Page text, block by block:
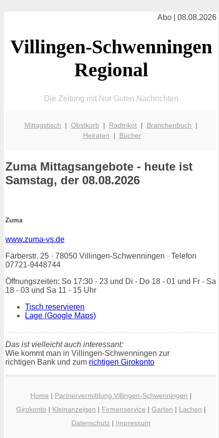
Abo | 08.08.2026
Villingen-Schwenningen
Regional
Die Zeitung mit Nur Guten Nachrichten
Mittagstisch | Obstkorb | Radtrikot | Branchenbuch |
Heiraten | Bücher
ZumaMittagsangebote - heute ist
Samstag, der 08.08.2026
Zuma
www.zuma-vs.de
Färberstr. 25 · 78050 Villingen-Schwenningen · Telefon
07721-9448744
Öffnungszeiten: So 17:30 - 23 und Di - Do 18 - 01 und Fr - Sa
18 - 03 und Sa 11 - 15 Uhr
Tisch reservieren
Lage (Google Maps)
Das ist vielleicht auch interessant:
Wie kommt man in Villingen-Schwenningen zur
richtigen Bank und zum richtigen Girokonto
Home | Partnervermittlung Villingen-Schwenningen |
Girokonto | Kleinanzeigen | Firmenservice | Garten | Lachen |
Datenschutz | Impressum